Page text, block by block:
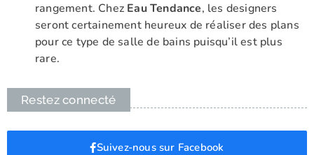
rangement. Chez Eau Tendance, les designers
seront certainement heureux de réaliser des plans
pour ce type de salle de bains puisqu’il est plus
rare.
Restez connecté
Suivez-nous sur Facebook